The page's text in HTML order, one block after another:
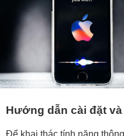
Hướng dẫn cài đặt